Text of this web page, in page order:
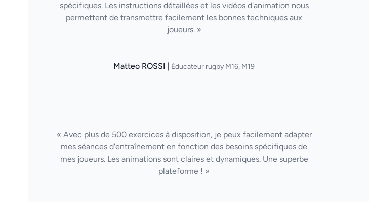
spécifiques. Les instructions détaillées et les vidéos d'animation nous
permettent de transmettre facilement les bonnes techniques aux
joueurs. »
Matteo ROSSI | Éducateur rugby M16, M19
« Avec plus de 500 exercices à disposition, je peux facilement adapter
mes séances d'entraînement en fonction des besoins spécifiques de
mes joueurs. Les animations sont claires et dynamiques. Une superbe
plateforme ! »